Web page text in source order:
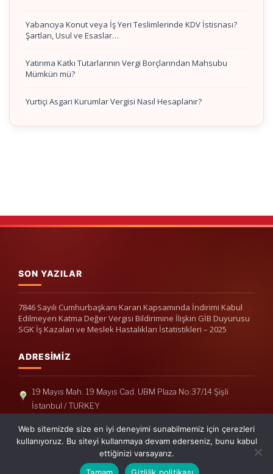
Yabancıya Konut veya İş Yeri Teslimlerinde KDV İstisnası?
Şartları, Usul ve Esaslar…
Yatırıma Katkı Tutarlarının Vergi Borçlarından Mahsubu
Mümkün mü?
Yurtiçi Asgari Kurumlar Vergisi Nasıl Hesaplanır?
SON YAZILAR
7846 Sayılı Cumhurbaşkanı Kararı Kapsamında İndirimi Kabul
Edilmeyen Katma Değer Vergisi Bildirimine İlişkin GİB Duyurusu
SGK İş Kazaları ve Meslek Hastalıkları İstatistikleri – 2025
ADRESIMIZ
19 Mayıs Mah. 19 Mayıs Cad. UBM Plaza No:37/14 Şişli
İstanbul / TURKEY
Telefon: +90(212) 240 33 39
Telefon: +90(212) 248 19 36
info@erisymm.com
Web sitemizde size en iyi deneyimi sunabilmemiz için çerezleri
kullanıyoruz. Bu siteyi kullanmaya devam ederseniz, bunu kabul
ettiğinizi varsayarız.
Tamam
Gizlilik politikası